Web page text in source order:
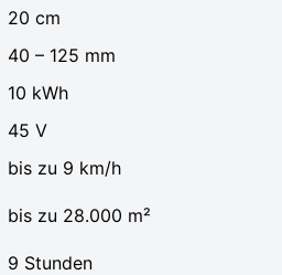
20 cm
40 – 125 mm
10 kWh
45 V
bis zu 9 km/h
bis zu 28.000 m²
9 Stunden